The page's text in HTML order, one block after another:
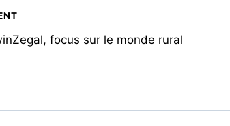
focus sur le monde rural